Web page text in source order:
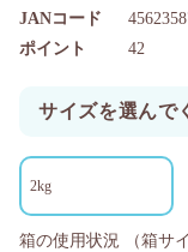
ポイント 42
JANコード
サイズを選んで
2kg
箱の使用状況
（箱サ